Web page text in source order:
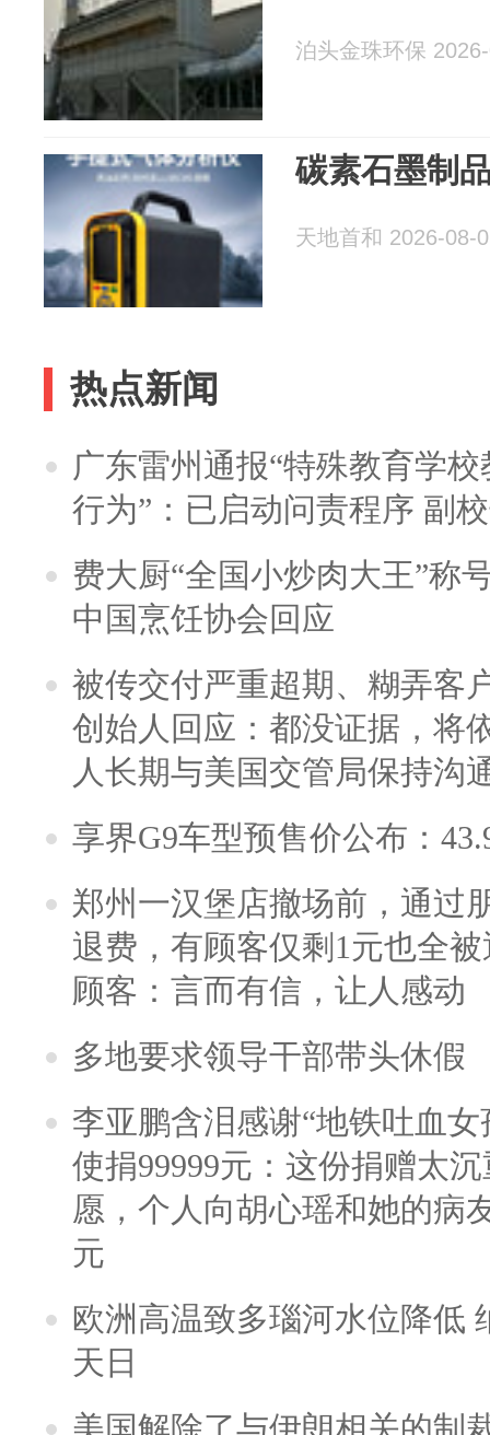
泊头金珠环保
碳素石墨制
天地首和 2026-08-
热点新闻
广东雷州通报“特殊教育学
行为”：已启动问责程序 副
费大厨“全国小炒肉大王”称
中国烹饪协会回应
被传交付严重超期、糊弄客
创始人回应：都没证据，将
人长期与美国交管局保持沟
享界G9车型预售价公布：
郑州一汉堡店撤场前，通过
退费，有顾客仅剩1元也全
顾客：言而有信，让人感动
多地要求领导干部带头休假
李亚鹏含泪感谢“地铁吐血
使捐99999元：这份捐赠太
愿，个人向胡心瑶和她的病
元
欧洲高温致多瑙河水位降低
天日